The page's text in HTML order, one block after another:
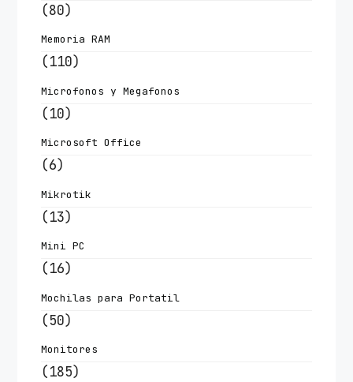
(80)
Memoria RAM
(110)
Microfonos y Megafonos
(10)
Microsoft Office
(6)
Mikrotik
(13)
Mini PC
(16)
Mochilas para Portatil
(50)
Monitores
(185)